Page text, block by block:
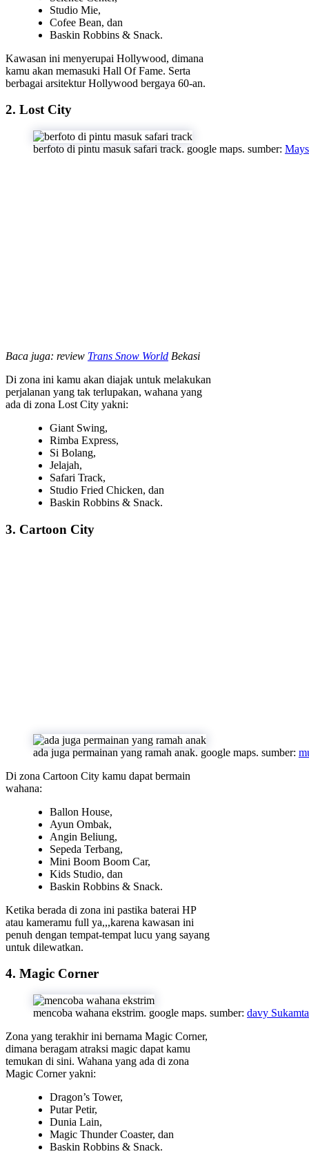
Studio Mie,
Cofee Bean, dan
Baskin Robbins & Snack.
Kawasan ini menyerupai Hollywood, dimana
kamu akan memasuki Hall Of Fame. Serta
berbagai arsitektur Hollywood bergaya 60-an.
2. Lost City
berfoto di pintu masuk safari track. google maps. sumber:
Baca juga: review Trans Snow World Bekasi
Di zona ini kamu akan diajak untuk melakukan
perjalanan yang tak terlupakan, wahana yang
ada di zona Lost City yakni:
Giant Swing,
Rimba Express,
Si Bolang,
Jelajah,
Safari Track,
Studio Fried Chicken, dan
Baskin Robbins & Snack.
3. Cartoon City
ada juga permainan yang ramah anak. google maps. sumber:
Di zona Cartoon City kamu dapat bermain
wahana:
Ballon House,
Ayun Ombak,
Angin Beliung,
Sepeda Terbang,
Mini Boom Boom Car,
Kids Studio, dan
Baskin Robbins & Snack.
Ketika berada di zona ini pastika baterai HP
atau kameramu full ya,,,karena kawasan ini
penuh dengan tempat-tempat lucu yang sayang
untuk dilewatkan.
4. Magic Corner
mencoba wahana ekstrim. google maps. sumber: davy Sukamta
Zona yang terakhir ini bernama Magic Corner,
dimana beragam atraksi magic dapat kamu
temukan di sini. Wahana yang ada di zona
Magic Corner yakni:
Dragon’s Tower,
Putar Petir,
Dunia Lain,
Magic Thunder Coaster, dan
Baskin Robbins & Snack.